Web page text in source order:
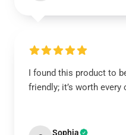
I found this product to
friendly; it’s worth every
Sophia